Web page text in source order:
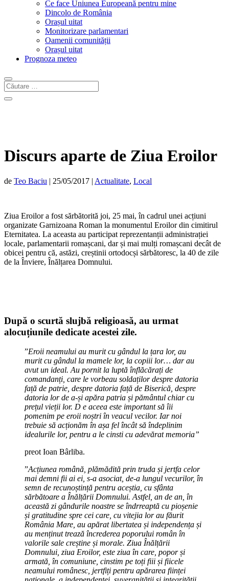
Ce face Uniunea Europeană pentru mine
Dincolo de România
Orașul uitat
Monitorizare parlamentari
Oamenii comunității
Orașul uitat
Prognoza meteo
Discurs aparte de Ziua Eroilor
de Teo Baciu | 25/05/2017 | Actualitate, Local
Ziua Eroilor a fost sărbătorită joi, 25 mai, în cadrul unei acțiuni
organizate Garnizoana Roman la monumentul Eroilor din cimitirul
Eternitatea. La aceasta au participat reprezentanții administrației
locale, parlamentarii romașcani, dar și mai mulți romașcani decât de
obicei pentru că, astăzi, creștinii ortodocși sărbătoresc, la 40 de zile
de la Înviere, Înălțarea Domnului.
După o scurtă slujbă religioasă, au urmat
alocuțiunile dedicate acestei zile.
”Eroii neamului au murit cu gândul la țara lor, au
murit cu gândul la mamele lor, la copiii lor… dar au
avut un ideal. Au pornit la luptă înflăcărați de
comandanți, care le vorbeau soldaților despre datoria
față de patrie, despre datoria față de Biserică, despre
datoria lor de a-și apăra patria și pământul chiar cu
prețul vieții lor. D e aceea este important să îii
pomenim pe eroii noștri în veacul vecilor. Iar noi
trebuie să acționăm în așa fel încât să îndeplinim
idealurile lor, pentru a le cinsti cu adevărat memoria”
preot Ioan Bârliba.
”Acțiunea română, plămădită prin truda și jertfa celor
mai demni fii ai ei, s-a asociat, de-a lungul vecurilor, în
semn de recunoștință pentru aceștia, cu sfânta
sărbătoare a Înălțării Domnului. Astfel, an de an, în
această zi gândurile noastre se îndrreaptă cu pioșenie
și gratitudine spre cei care, cu vitejia lor au făurit
România Mare, au apărat libertatea și independența și
au menținut trează încrederea poporului român în
valorile sale creștine și morale. Ziua Înălțării
Domnului, ziua Eroilor, este ziua în care, popor și
armată, în comuniune, cinstim pe toți fiii și fiicele
neamului românesc, jertfiți pentru apărarea ființei